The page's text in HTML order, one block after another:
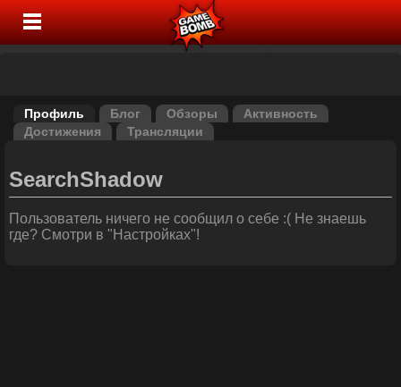
Профиль Блог Обзоры
Активность
Достижения
Трансляции
SearchShadow
Пользователь ничего не сообщил о себе :( Не знаешь
где? Смотри в "Настройках"!